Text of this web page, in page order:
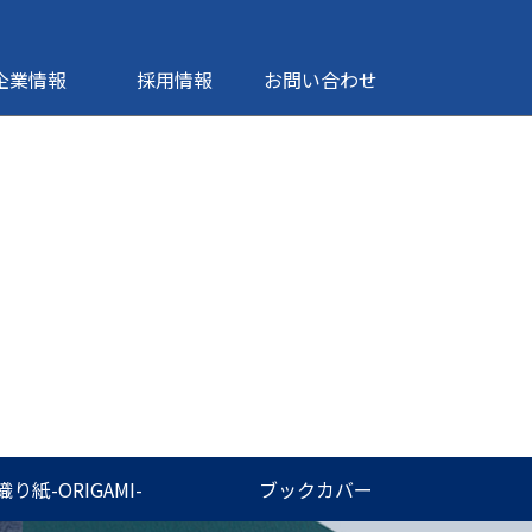
業情報 採用情報 お問い合わせ
り紙-ORIGAMI- ブックカバー